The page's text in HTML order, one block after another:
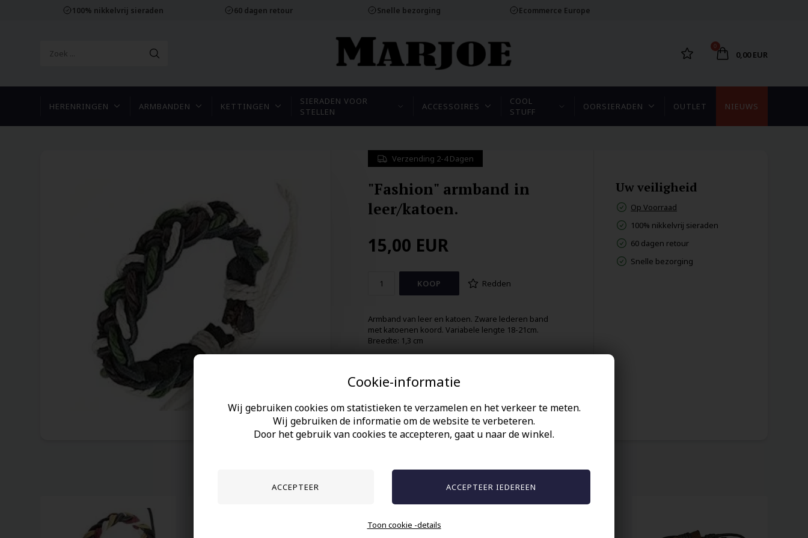
Cookie-informatie
Wij gebruiken cookies om statistieken te verzamelen en het verkeer te meten.
Wij gebruiken de informatie om de website te verbeteren.
Door het gebruik van cookies te accepteren, gaat u naar de winkel.
Toon cookie -details
100% nikkelvrij sieraden 60 dagen retour Snelle bezorging Ecommerce Europe
0
0,00 EUR
HERENRINGEN ARMBANDEN KETTINGEN
SIERADEN VOOR
STELLEN
ACCESSOIRES
COOL
STUFF
OORSIERADEN OUTLET NIEUWS
Verzending 2-4 Dagen
"Fashion" armband in
leer/katoen.
15,00 EUR
Redden
Armband van leer en katoen. Zware lederen band
met katoenen koord. Variabele lengte 18-21cm.
Breedte: 1,3 cm
Uw veiligheid
Op Voorraad
100% nikkelvrij sieraden
60 dagen retour
Snelle bezorging
Anderen gekocht hebben ook